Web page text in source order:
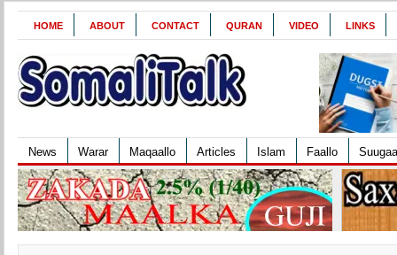
HOME ABOUT CONTACT QURAN VIDEO LINKS
News Warar Maqaallo Articles Islam Faallo